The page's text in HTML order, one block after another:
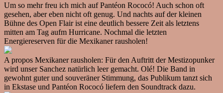
Um so mehr freu ich mich auf Pantéon Rococó! Auch schon oft
gesehen, aber eben nicht oft genug. Und nachts auf der kleinen
Bühne des Open Flair ist eine deutlich bessere Zeit als letztens
mitten am Tag aufm Hurricane. Nochmal die letzten
Energiereserven für die Mexikaner rausholen!
A propos Mexikaner rausholen: Für den Auftritt der Mestizopunker
wird unser Sanchez natürlich leer gemacht. Olé! Die Band in
gewohnt guter und souveräner Stimmung, das Publikum tanzt sich
in Ekstase und Pantéon Rococó liefern den Soundtrack dazu.